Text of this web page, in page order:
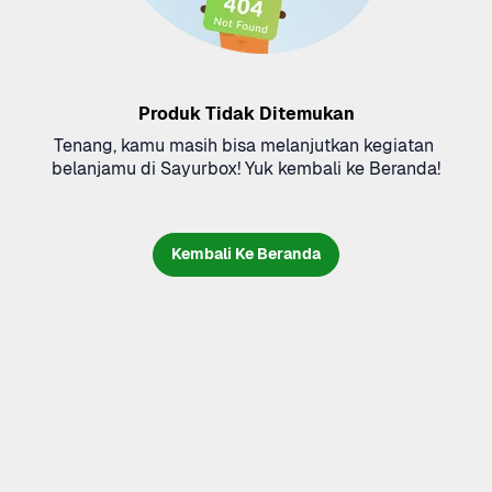
Produk Tidak Ditemukan
Tenang, kamu masih bisa melanjutkan kegiatan
belanjamu di Sayurbox! Yuk kembali ke Beranda!
Kembali Ke Beranda